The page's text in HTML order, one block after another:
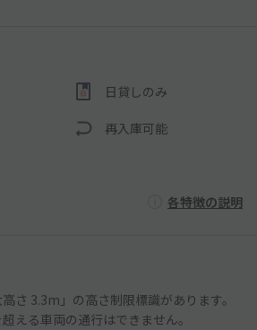
日貸しのみ
再入庫可能
各特徴の説明
さ 3.3m」の高さ制限標識があります。
える車両の通行はできません。